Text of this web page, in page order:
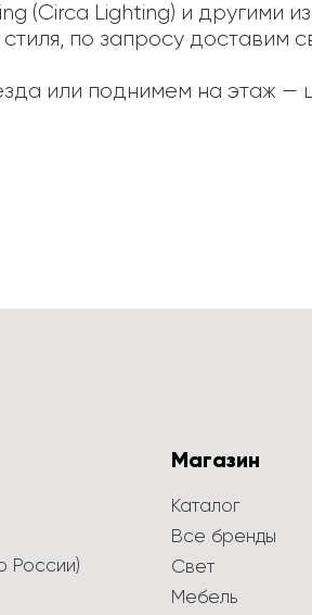
(Circa Lighting) и другими
по запросу доставим
или поднимем на этаж —
России)
Магазин
Каталог
Все бренды
Свет
Мебель